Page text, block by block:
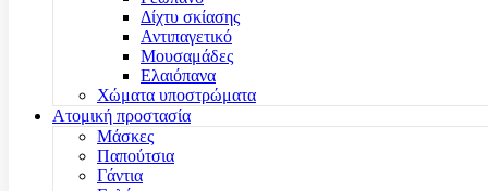
Δίχτυ σκίασης
Αντιπαγετικό
Μουσαμάδες
Ελαιόπανα
Χώματα υποστρώματα
Ατομική προστασία
Μάσκες
Παπούτσια
Γάντια